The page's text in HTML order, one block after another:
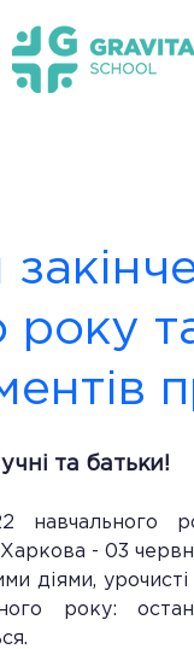
року
та батьки!
навчального
Харкова - 03
діями,
року: